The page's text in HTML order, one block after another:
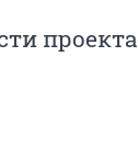
проекта